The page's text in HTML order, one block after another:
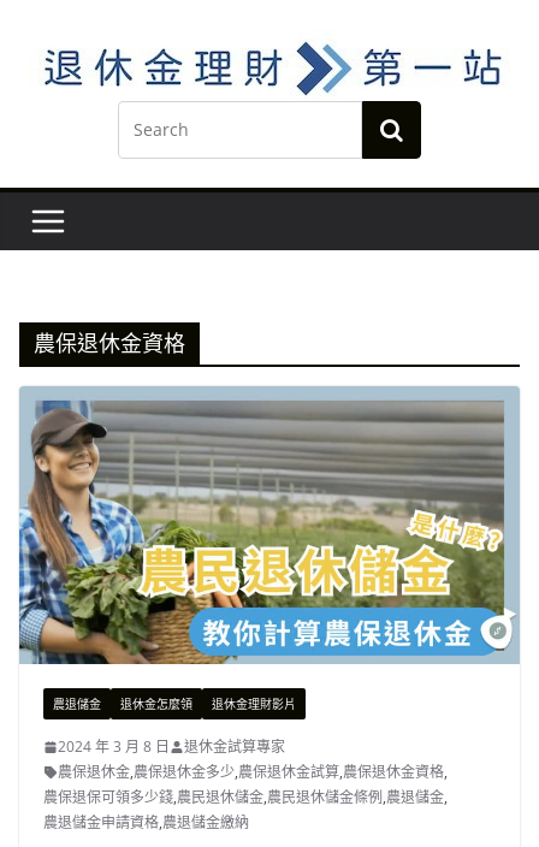
content
農保退休金資格
農退儲金 退休金怎麼領 退休金理財影片
2024 年 3 月 8 日
退休金試算專家
農保退休金,農保退休金多少,農保退休金試算,農保退休金資格,
農保退保可領多少錢,農民退休儲金,農民退休儲金條例,農退儲金,
農退儲金申請資格,農退儲金繳納